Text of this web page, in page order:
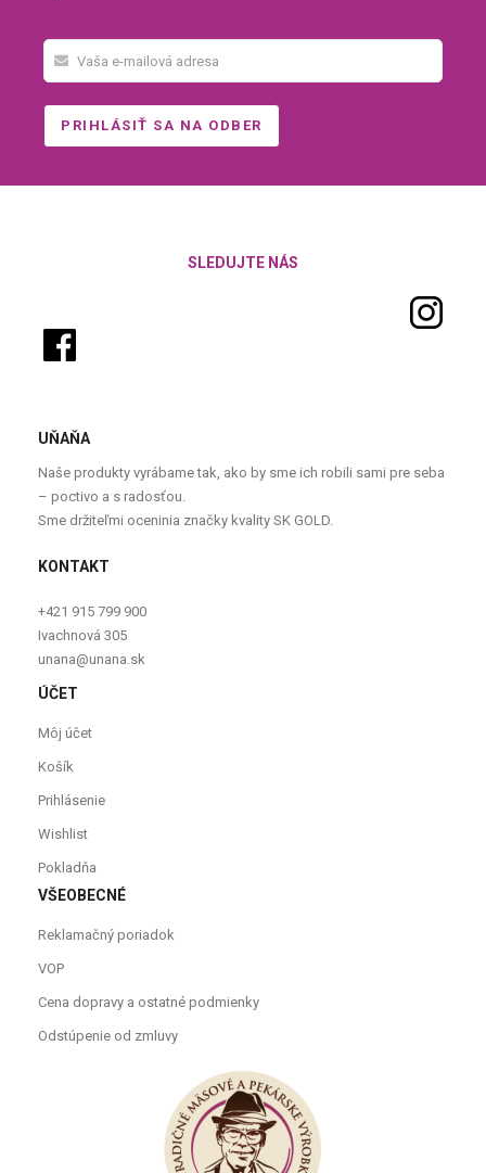
SLEDUJTE NÁS
UŇAŇA
Naše produkty vyrábame tak, ako by sme ich robili sami pre seba
– poctivo a s radosťou.
Sme držiteľmi oceninia značky kvality SK GOLD.
KONTAKT
+421 915 799 900
Ivachnová 305
unana@unana.sk
ÚČET
Môj účet
Košík
Prihlásenie
Wishlist
Pokladňa
VŠEOBECNÉ
Reklamačný poriadok
VOP
Cena dopravy a ostatné podmienky
Odstúpenie od zmluvy